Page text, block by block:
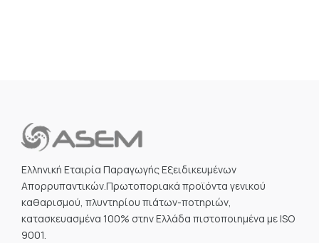
Ελληνική Εταιρία Παραγωγής Εξειδικευμένων
Απορρυπαντικών.Πρωτοποριακά προϊόντα γενικού
καθαρισμού, πλυντηρίου πιάτων-ποτηριών,
κατασκευασμένα 100% στην Ελλάδα πιστοποιημένα με ISO
9001.